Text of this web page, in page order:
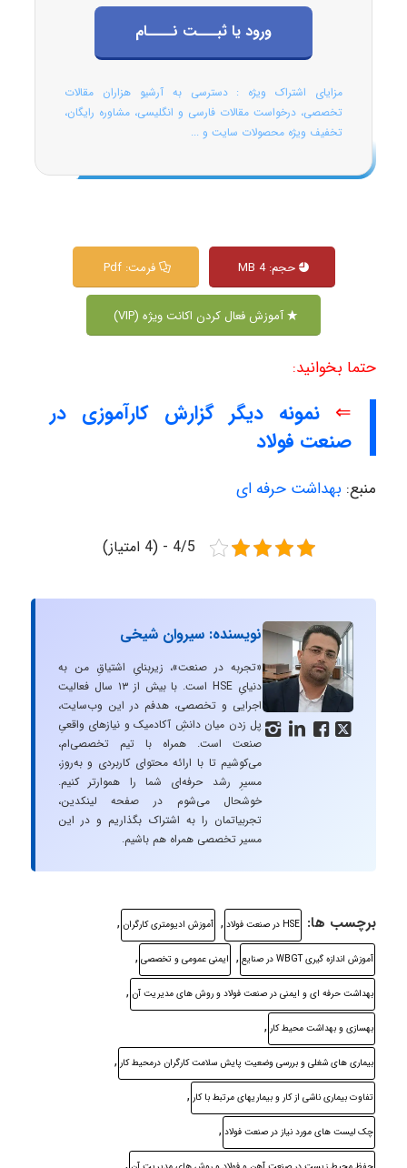
ورود یا ثبـــت نــــام
مزایای اشتراک ویژه : دسترسی به آرشیو هزاران مقالات
تخصصی، درخواست مقالات فارسی و انگلیسی، مشاوره رایگان،
تخفیف ویژه محصولات سایت و ...
حجم: 4 MB فرمت: Pdf
آموزش فعال کردن اکانت ویژه (VIP)
حتما بخوانید:
⇐ نمونه دیگر گزارش کارآموزی در
صنعت فولاد
منبع: بهداشت حرفه ای
4/5 - (4 امتیاز)
   
نویسنده: سیروان شیخی
«تجربه در صنعت»، زیربنایِ اشتیاقِ من به
دنیایِ HSE است. با بیش از ۱۳ سال فعالیت
اجرایی و تخصصی، هدفم در این وب‌سایت،
پل زدن میان دانشِ آکادمیک و نیازهای واقعیِ
صنعت است. همراه با تیم تخصصی‌ام،
می‌کوشیم تا با ارائه محتوای کاربردی و به‌روز،
مسیرِ رشد حرفه‌ای شما را هموارتر کنیم.
خوشحال می‌شوم در صفحه لینکدین،
تجربیاتمان را به اشتراک بگذاریم و در این
مسیر تخصصی همراه هم باشیم.
برچسب ها: HSE در صنعت فولاد , آموزش ادیومتری کارگران ,
آموزش اندازه گیری WBGT در صنایع , ایمنی عمومی و تخصصی ,
بهداشت حرفه ای و ایمنی در صنعت فولاد و روش های مدیریت آن ,
بهسازی و بهداشت محیط کار ,
بیماری های شغلی و بررسی وضعیت پایش سلامت کارگران درمحیط کار ,
تفاوت بیماری ناشی از کار و بیماریهای مرتبط با کار ,
چک لیست های مورد نیاز در صنعت فولاد ,